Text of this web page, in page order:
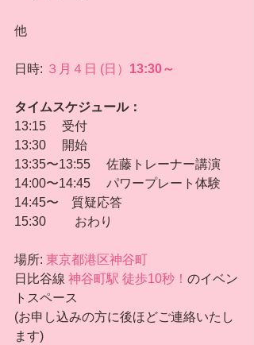
他
日時: ３月４日 (日） 13:30～
タイムスケジュール：
13:15 　受付
13:30　 開始
13:35〜13:55 　佐藤トレーナー講演
14:00〜14:45 　パワープレート体験
14:45〜　質疑応答
15:30 　　おわり
場所: 東京都港区神谷町
日比谷線 神谷町駅 徒歩10秒！ のイベン
トスペース
(お申し込みの方に後ほどご連絡いたし
ます)